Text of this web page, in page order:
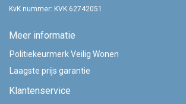
KvK nummer: KVK 62742051
Meer informatie
Politiekeurmerk Veilig Wonen
Laagste prijs garantie
Klantenservice